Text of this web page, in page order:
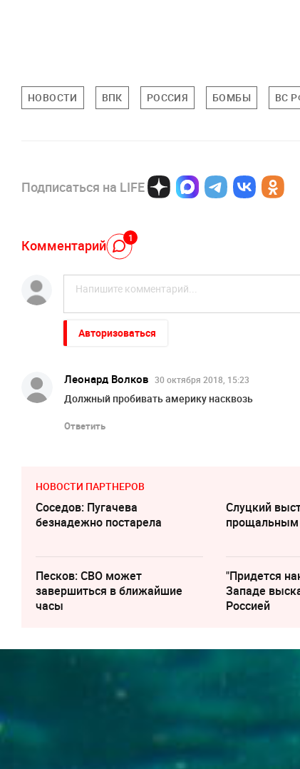
НОВОСТИ ВПК РОССИЯ БОМБЫ ВС
Подписаться на LIFE
Комментарий 1
Авторизоваться
Леонард Волков 30 октября 2018, 15:23
Должный пробивать америку насквозь
Ответить
НОВОСТИ ПАРТНЕРОВ
Соседов: Пугачева
безнадежно постарела
Слуцкий
прощальным
Песков: СВО может
завершиться в ближайшие
часы
"Придется
Западе
Россией